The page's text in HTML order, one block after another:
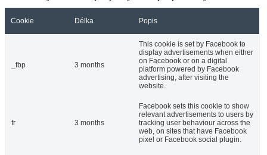
Cookie Délka Popis
_fbp 3 months
This cookie is set by Facebook to
display advertisements when either
on Facebook or on a digital
platform powered by Facebook
advertising, after visiting the
website.
fr 3 months
Facebook sets this cookie to show
relevant advertisements to users by
tracking user behaviour across the
web, on sites that have Facebook
pixel or Facebook social plugin.